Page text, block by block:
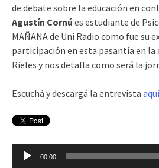
de debate sobre la educación en
Agustín Cornú es estudiante de
MAÑANA de Uni Radio como fue su
participación en esta pasantía en la
Rieles y nos detalla como será la
Escuchá y descargá la entrevista aquí
Reproductor
00:00